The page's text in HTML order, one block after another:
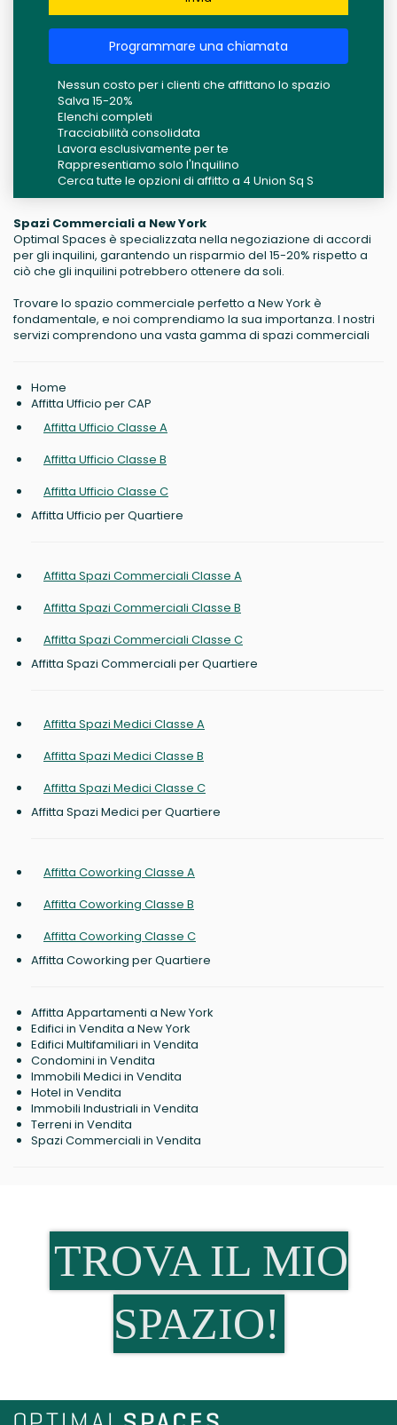
Programmare una chiamata
Nessun costo per i clienti che affittano lo spazio
Salva 15-20%
Elenchi completi
Tracciabilità consolidata
Lavora esclusivamente per te
Rappresentiamo solo l'Inquilino
Cerca tutte le opzioni di affitto a 4 Union Sq S
Spazi Commerciali a New York
Optimal Spaces è specializzata nella negoziazione di accordi
per gli inquilini, garantendo un risparmio del 15-20% rispetto a
ciò che gli inquilini potrebbero ottenere da soli.
Trovare lo spazio commerciale perfetto a New York è
fondamentale, e noi comprendiamo la sua importanza. I nostri
servizi comprendono una vasta gamma di spazi commerciali
Home
Affitta Ufficio per CAP
Affitta Ufficio Classe A
Affitta Ufficio Classe B
Affitta Ufficio Classe C
Affitta Ufficio per Quartiere
Affitta Spazi Commerciali Classe A
Affitta Spazi Commerciali Classe B
Affitta Spazi Commerciali Classe C
Affitta Spazi Commerciali per Quartiere
Affitta Spazi Medici Classe A
Affitta Spazi Medici Classe B
Affitta Spazi Medici Classe C
Affitta Spazi Medici per Quartiere
Affitta Coworking Classe A
Affitta Coworking Classe B
Affitta Coworking Classe C
Affitta Coworking per Quartiere
Affitta Appartamenti a New York
Edifici in Vendita a New York
Edifici Multifamiliari in Vendita
Condomini in Vendita
Immobili Medici in Vendita
Hotel in Vendita
Immobili Industriali in Vendita
Terreni in Vendita
Spazi Commerciali in Vendita
TROVA IL MIO
SPAZIO!